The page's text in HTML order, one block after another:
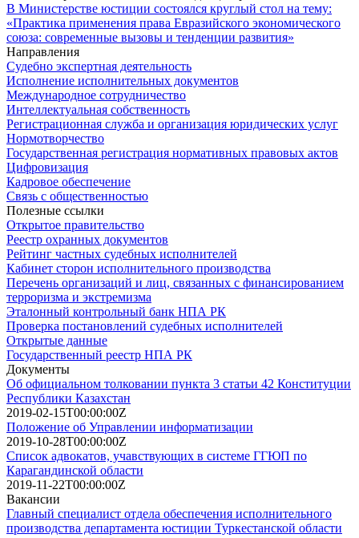
В Министерстве юстиции состоялся круглый стол на тему:
«Практика применения права Евразийского экономического
союза: современные вызовы и тенденции развития»
Направления
Судебно экспертная деятельность
Исполнение исполнительных документов
Международное сотрудничество
Интеллектуальная собственность
Регистрационная служба и организация юридических услуг
Нормотворчество
Государственная регистрация нормативных правовых актов
Цифровизация
Кадровое обеспечение
Связь с общественностью
Полезные ссылки
Открытое правительство
Реестр охранных документов
Рейтинг частных судебных исполнителей
Кабинет сторон исполнительного производства
Перечень организаций и лиц, связанных с финансированием
терроризма и экстремизма
Эталонный контрольный банк НПА РК
Проверка постановлений судебных исполнителей
Открытые данные
Государственный реестр НПА РК
Документы
Об официальном толковании пункта 3 статьи 42 Конституции
Республики Казахстан
2019-02-15T00:00:00Z
Положение об Управлении информатизации
2019-10-28T00:00:00Z
Список адвокатов, учавствующих в системе ГГЮП по
Карагандинской области
2019-11-22T00:00:00Z
Вакансии
Главный специалист отдела обеспечения исполнительного
производства департамента юстиции Туркестанской области